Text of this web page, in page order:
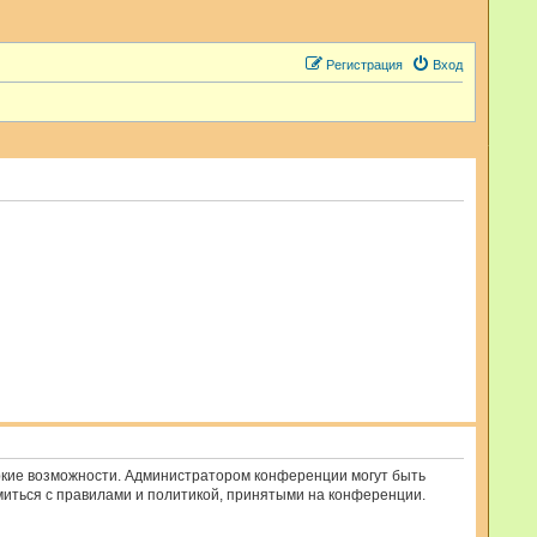
Вход
Регистрация
возможности. Администратором конференции могут быть
с правилами и политикой, принятыми на конференции.